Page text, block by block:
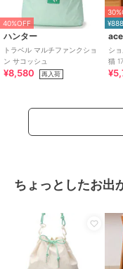
40%OFF
ハンター
トラベル マルチファンクショ
ン サコッシュ
¥8,580 再入荷
シ
猫
ちょっとしたお出